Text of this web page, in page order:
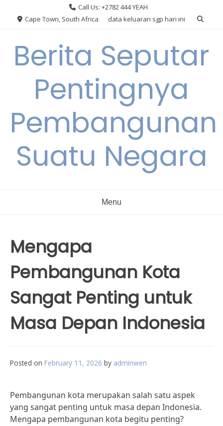
Call Us: +2782 444 YEAH
Cape Town, South Africa
data keluaran sgp hari ini
Berita Seputar
Pentingnya
Pembangunan
Suatu Negara
Menu
Mengapa
Pembangunan Kota
Sangat Penting untuk
Masa Depan Indonesia
Posted on February 11, 2026 by adminwen
Pembangunan kota merupakan salah satu aspek
yang sangat penting untuk masa depan Indonesia.
Mengapa pembangunan kota begitu penting?